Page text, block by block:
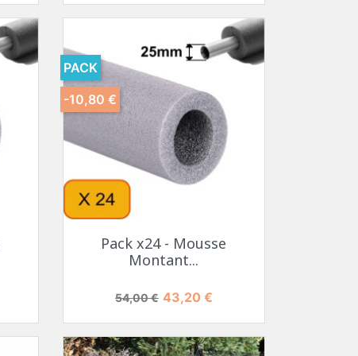
Pack x24 - Mousse
Montant...
Prix de base
54,00 € Prix
43,20 €
PACK
-10,80 €